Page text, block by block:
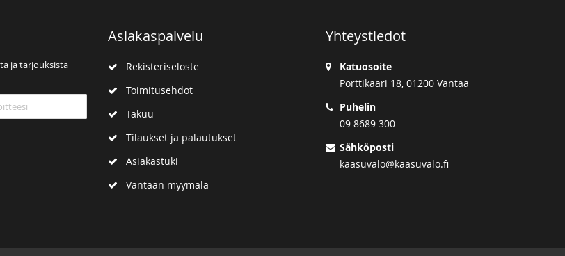
ja tarjouksista
Asiakaspalvelu
Rekisteriseloste
Toimitusehdot
Takuu
Tilaukset ja palautukset
Asiakastuki
Vantaan myymälä
Yhteystiedot
Katuosoite
Porttikaari 18, 01200 Vantaa
Puhelin
09 8689 300
Sähköposti
kaasuvalo@kaasuvalo.fi